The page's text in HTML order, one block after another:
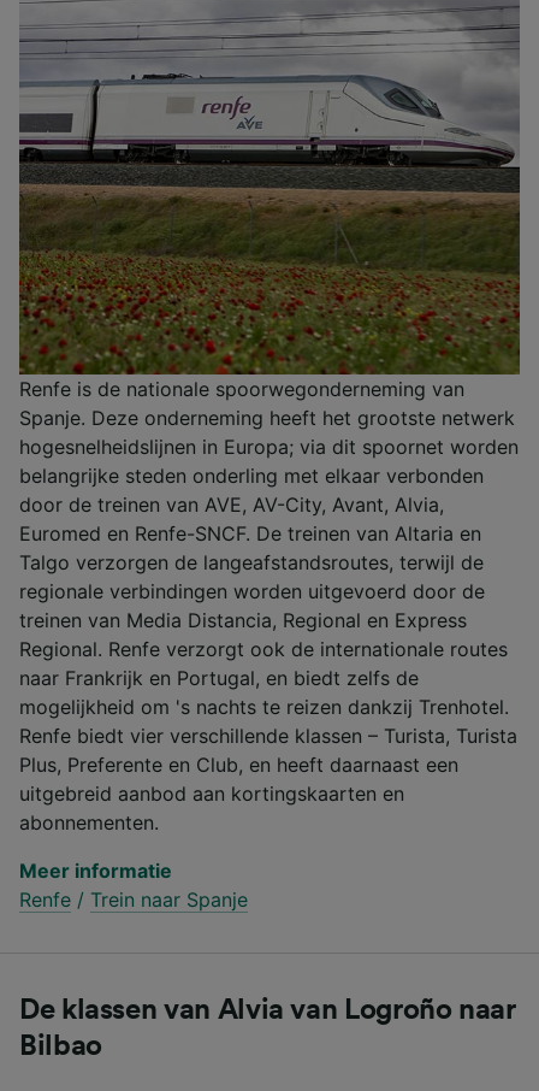
Renfe is de nationale spoorwegonderneming van
Spanje. Deze onderneming heeft het grootste netwerk
hogesnelheidslijnen in Europa; via dit spoornet worden
belangrijke steden onderling met elkaar verbonden
door de treinen van AVE, AV-City, Avant, Alvia,
Euromed en Renfe-SNCF. De treinen van Altaria en
Talgo verzorgen de langeafstandsroutes, terwijl de
regionale verbindingen worden uitgevoerd door de
treinen van Media Distancia, Regional en Express
Regional. Renfe verzorgt ook de internationale routes
naar Frankrijk en Portugal, en biedt zelfs de
mogelijkheid om 's nachts te reizen dankzij Trenhotel.
Renfe biedt vier verschillende klassen – Turista, Turista
Plus, Preferente en Club, en heeft daarnaast een
uitgebreid aanbod aan kortingskaarten en
abonnementen.
Meer informatie
Renfe / Trein naar Spanje
De klassen van Alvia van Logroño naar
Bilbao